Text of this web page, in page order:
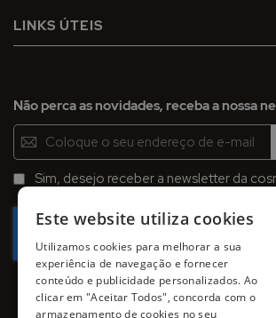
LINKS ÚTEIS
Não perca as novidades, receba a nossa
Inscreva-
se
na
Newsletter:
Sim, desejo receber a newsletter da
Este website utiliza cookies
Utilizamos cookies para melhorar a sua
experiência de navegação e fornecer
conteúdo e publicidade personalizados. Ao
clicar em "Aceitar Todos", concorda com o
armazenamento de cookies no seu